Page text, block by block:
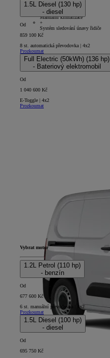
4D - Panel Van Long
+
Manuální klimatizace
+
Systém sledování únavy řidiče
1.5L Diesel (130 hp)
- diesel
Od
859 100 Kč
8 st. automatická převodovka | 4x2
Prozkoumat
Full Electric (50kWh) (136 hp)
- Bateriový elektromobil
Od
1 040 600 Kč
E-Toggle | 4x2
Prozkoumat
Vybrat motor
1.2L Petrol (110 hp)
- benzín
Od
677 600 Kč
6 st. manuální převodovka | 4x2
Prozkoumat
1.5L Diesel (100 hp)
- diesel
Od
695 750 Kč